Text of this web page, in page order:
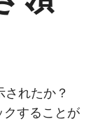
れたか？
クすることが